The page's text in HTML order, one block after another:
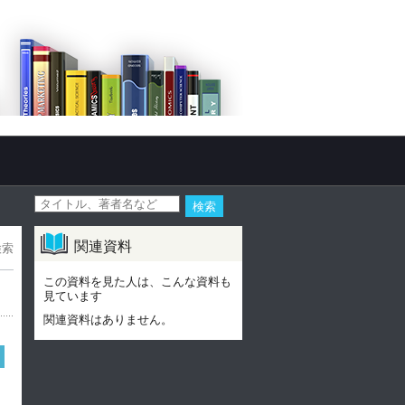
関連資料
この資料を見た人は、こんな資料も
見ています
関連資料はありません。